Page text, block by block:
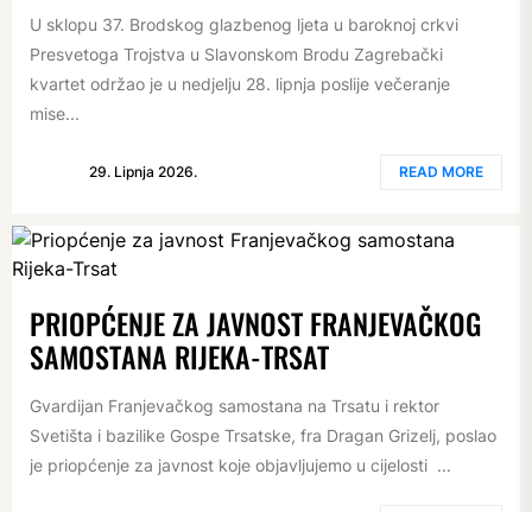
U sklopu 37. Brodskog glazbenog ljeta u baroknoj crkvi
Presvetoga Trojstva u Slavonskom Brodu Zagrebački
kvartet održao je u nedjelju 28. lipnja poslije večeranje
mise...
29. Lipnja 2026. READ MORE
PRIOPĆENJE ZA JAVNOST FRANJEVAČKOG
SAMOSTANA RIJEKA-TRSAT
Gvardijan Franjevačkog samostana na Trsatu i rektor
Svetišta i bazilike Gospe Trsatske, fra Dragan Grizelj, poslao
je priopćenje za javnost koje objavljujemo u cijelosti ...